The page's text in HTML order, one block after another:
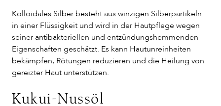
Kolloidales Silber besteht aus winzigen Silberpartikeln
in einer Flüssigkeit und wird in der Hautpflege wegen
seiner antibakteriellen und entzündungshemmenden
Eigenschaften geschätzt. Es kann Hautunreinheiten
bekämpfen, Rötungen reduzieren und die Heilung von
gereizter Haut unterstützen.
Kukui-Nussöl